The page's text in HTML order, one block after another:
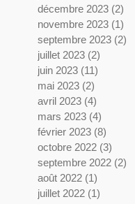
décembre 2023 (2)
novembre 2023 (1)
septembre 2023 (2)
juillet 2023 (2)
juin 2023 (11)
mai 2023 (2)
avril 2023 (4)
mars 2023 (4)
février 2023 (8)
octobre 2022 (3)
septembre 2022 (2)
août 2022 (1)
juillet 2022 (1)